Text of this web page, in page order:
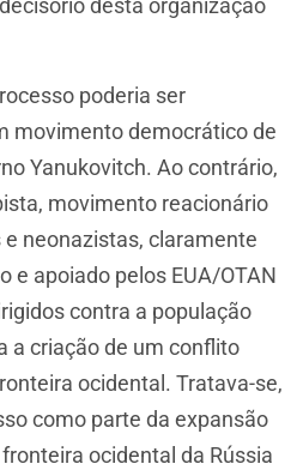
desta organização
poderia ser
movimento democrático de
Yanukovitch. Ao contrário,
movimento reacionário
neonazistas, claramente
e apoiado pelos EUA/OTAN
contra a população
a criação de um conflito
ocidental. Tratava-se,
como parte da expansão
ocidental da Rússia